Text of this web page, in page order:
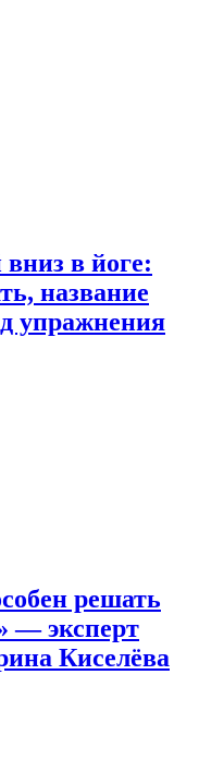
в йоге:
название
упражнения
решать
— эксперт
Киселёва